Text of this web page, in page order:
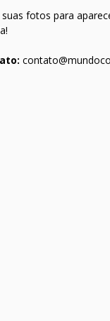
suas fotos para